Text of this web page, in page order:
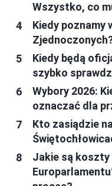
Wszystko, co
Kiedy poznamy
Kiedy będą
szybko
Wybory 2026:
oznaczać dla
Kto zasiądzie
Jakie są koszty